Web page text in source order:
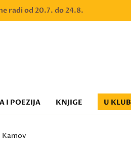
radi od 20.7. do 24.8.
I POEZIJA KNJIGE U
Kamov